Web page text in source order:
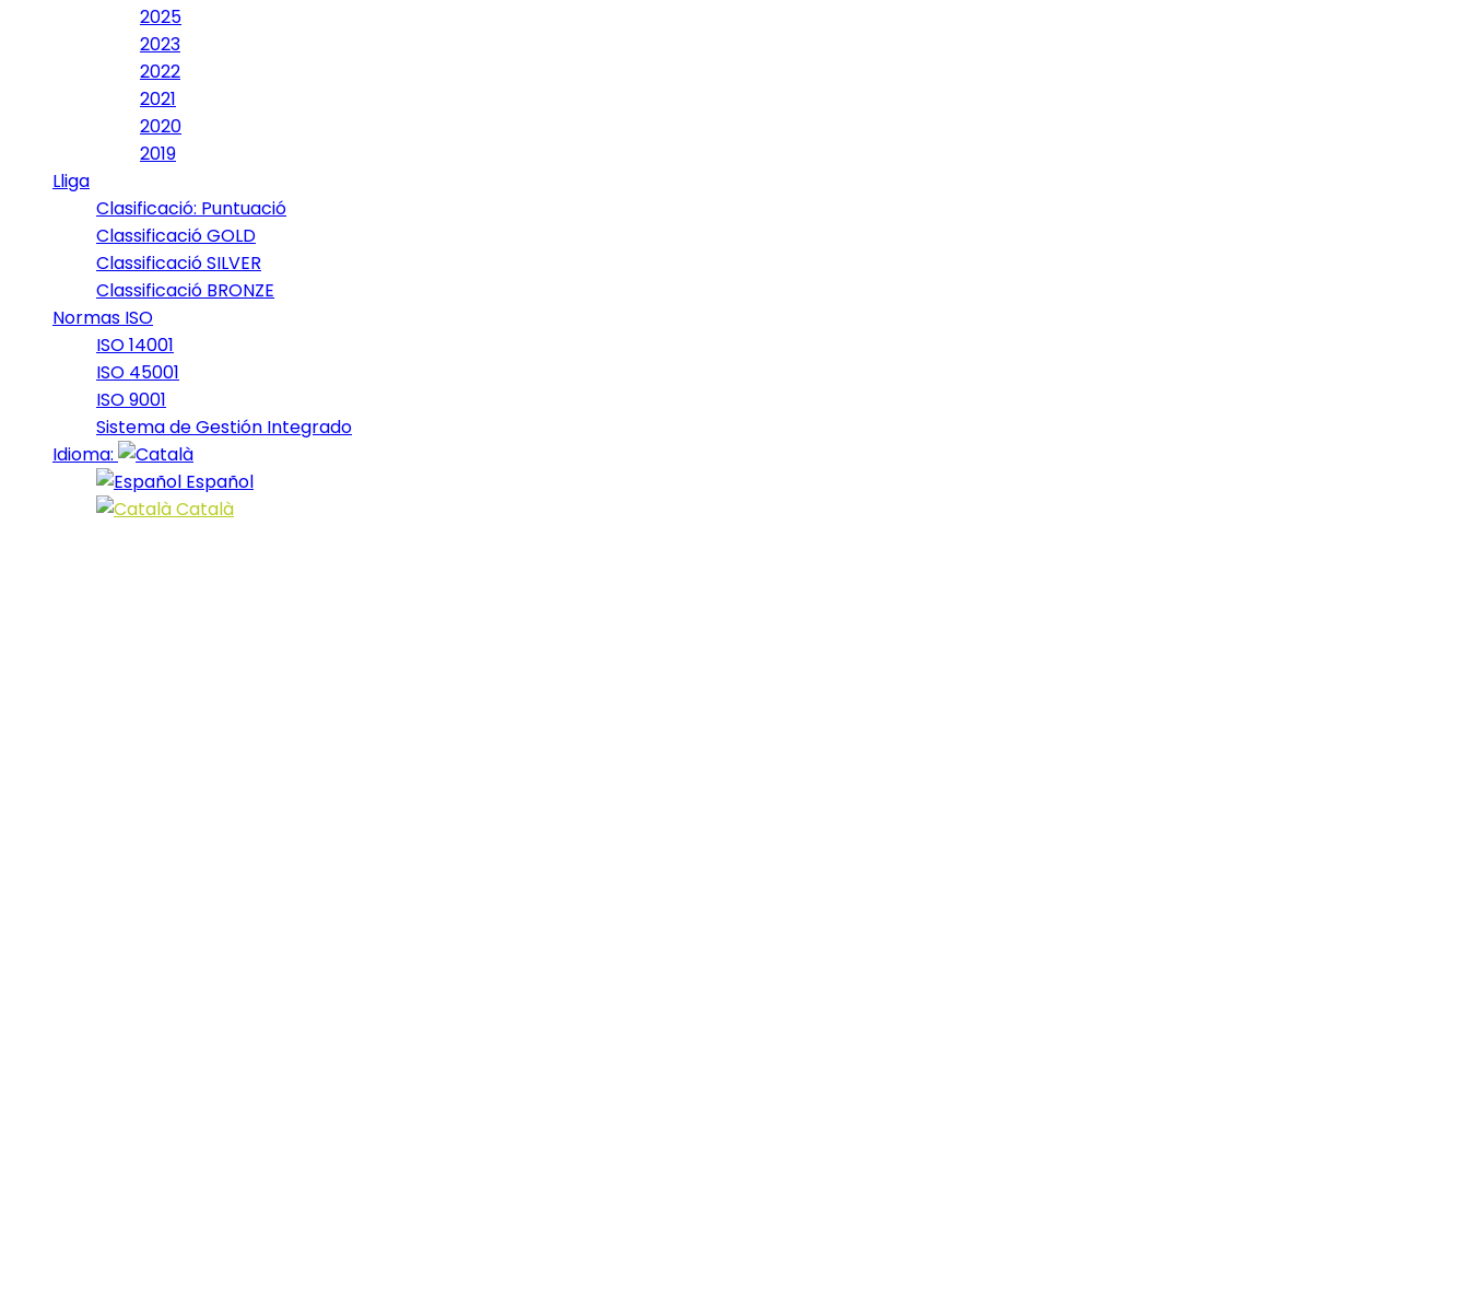
2025
2023
2022
2021
2020
2019
Lliga
Clasificació: Puntuació
Classificació GOLD
Classificació SILVER
Classificació BRONZE
Normas ISO
ISO 14001
ISO 45001
ISO 9001
Sistema de Gestión Integrado
Idioma:
Español
Català